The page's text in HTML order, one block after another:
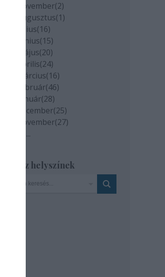
2020 november(2)
2020 augusztus(1)
2020 július(16)
2020 június(15)
2020 május(20)
2020 április(24)
2020 március(16)
2020 február(46)
2020 január(28)
2019 december(25)
2019 november(27)
...
Szinház helyszínek